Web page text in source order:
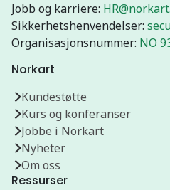
Jobb og karriere:
Sikkerhetshenvendelser:
Organisasjonsnummer: NO
Norkart
Kundestøtte
Kurs og konferanser
Jobbe i Norkart
Nyheter
Om oss
Ressurser